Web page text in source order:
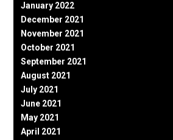
January 2022
December 2021
November 2021
October 2021
September 2021
August 2021
July 2021
June 2021
May 2021
April 2021